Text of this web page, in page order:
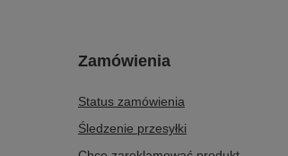
Zamówienia
Status zamówienia
Śledzenie przesyłki